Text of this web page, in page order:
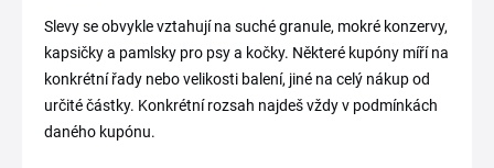
Slevy se obvykle vztahují na suché granule, mokré konzervy,
kapsičky a pamlsky pro psy a kočky. Některé kupóny míří na
konkrétní řady nebo velikosti balení, jiné na celý nákup od
určité částky. Konkrétní rozsah najdeš vždy v podmínkách
daného kupónu.